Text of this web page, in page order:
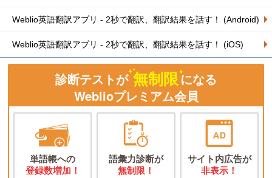
Weblio英語翻訳アプリ - 2秒で翻訳、翻訳結果を話す！ (Android)
Weblio英語翻訳アプリ - 2秒で翻訳、翻訳結果を話す！ (iOS)
診断テストが 無制限になる
Weblioプレミアム会員
単語帳への
登録数増加！
語彙力診断が
無制限！
サイト内広告が
非表示！